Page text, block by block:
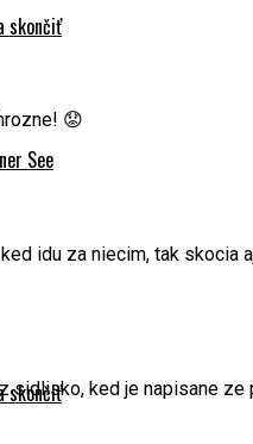
skončiť
See
skončiť
😟
idu za niecim, tak skocia
ked je napisane